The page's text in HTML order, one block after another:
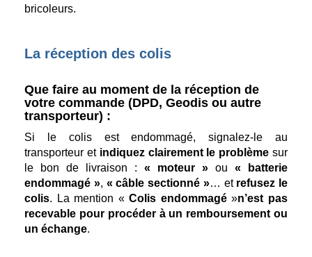
bricoleurs.
La réception des colis
Que faire au moment de la réception de
votre commande (DPD, Geodis ou autre
transporteur) :
Si le colis est endommagé, signalez-le au
transporteur et indiquez clairement le problème sur
le bon de livraison : « moteur » ou « batterie
endommagé », « câble sectionné »… et refusez le
colis. La mention «Colis endommagé»n’est pas
recevable pour procéder à un remboursement ou
un échange.